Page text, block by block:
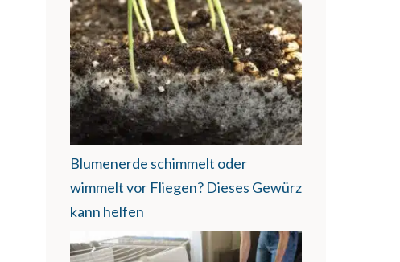
Blumenerde schimmelt oder
wimmelt vor Fliegen? Dieses Gewürz
kann helfen